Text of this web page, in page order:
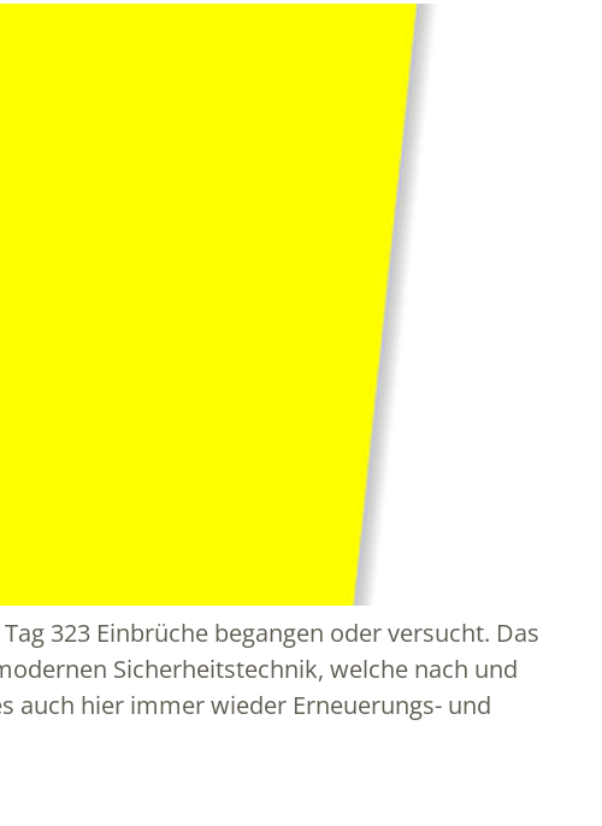
323 Einbrüche begangen oder versucht. Das
Sicherheitstechnik, welche nach und
auch hier immer wieder Erneuerungs- und